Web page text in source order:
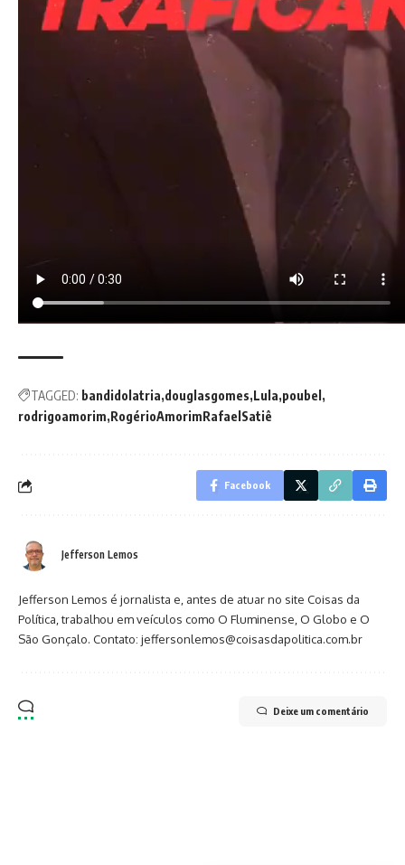
TAGGED: bandidolatria douglasgomes Lula poubel
rodrigoamorim RogérioAmorimRafaelSatiê
Facebook
Jefferson Lemos
Jefferson Lemos é jornalista e, antes de atuar no site Coisas da
Política, trabalhou em veículos como O Fluminense, O Globo e O
São Gonçalo. Contato: jeffersonlemos@coisasdapolitica.com.br
Deixe um comentário